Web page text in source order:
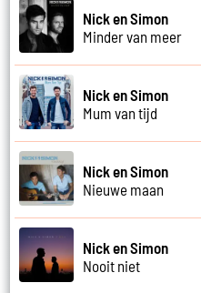
Nick en Simon
Minder van meer
Nick en Simon
Mum van tijd
Nick en Simon
Nieuwe maan
Nick en Simon
Nooit niet